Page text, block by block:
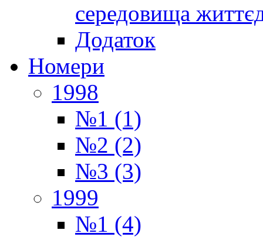
середовища
Додаток
Номери
1998
№1 (1)
№2 (2)
№3 (3)
1999
№1 (4)